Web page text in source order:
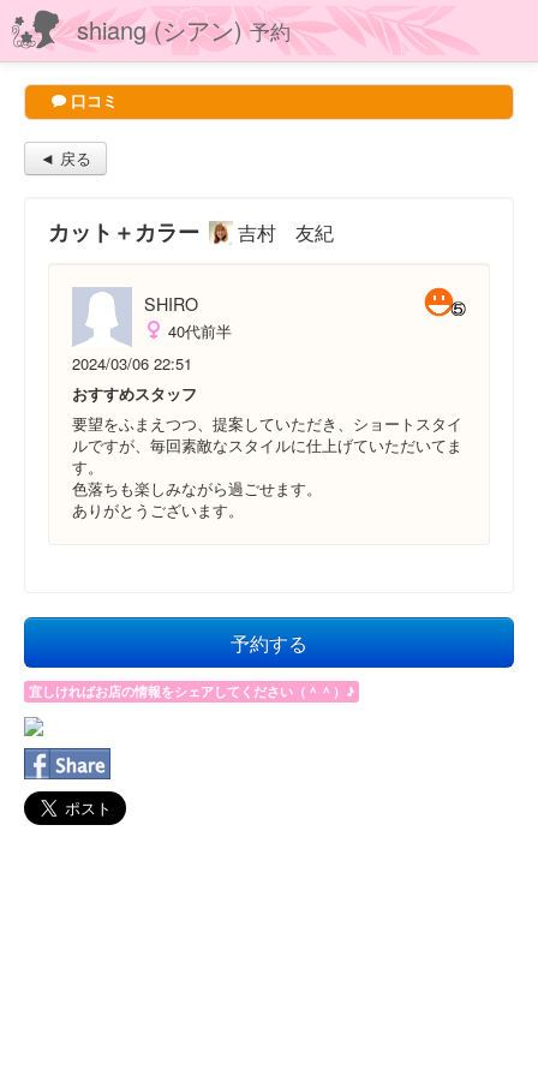
shiang (シアン)予約
口コミ
◄ 戻る
カット＋カラー 吉村 友紀
SHIRO
40代前半
2024/03/06 22:51
おすすめスタッフ
要望をふまえつつ、提案していただき、ショートスタイ
ルですが、毎回素敵なスタイルに仕上げていただいてま
す。
色落ちも楽しみながら過ごせます。
ありがとうございます。
予約する
宜しければお店の情報をシェアしてください（＾＾）♪